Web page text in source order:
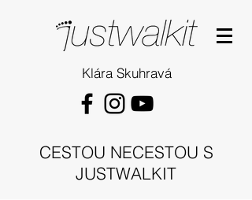
Klára Skuhravá
CESTOU NECESTOU S
JUSTWALKIT